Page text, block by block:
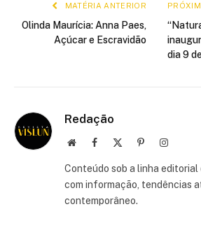
MATÉRIA ANTERIOR
Olinda Maurícia: Anna Paes,
Açúcar e Escravidão
dia 9
Redação
Site Facebook PinterestInstagram
Conteúdo sob a linha editorial
com informação, tendências
contemporâneo.